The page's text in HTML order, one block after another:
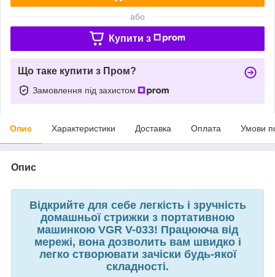
або
Купити з
Що таке купити з Пром?
Замовлення під захистом
Опис Характеристики Доставка Оплата Умови
Опис
Відкрийте для себе легкість і зручність
домашньої стрижки з портативною
машинкою VGR V-033! Працююча від
мережі, вона дозволить вам швидко і
легко створювати зачіски будь-якої
складності.